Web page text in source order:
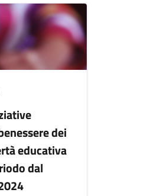
dei
educativa
dal